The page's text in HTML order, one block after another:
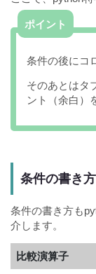
ポイント
条件の後にコ
そのあとはタ
ント（余白）
条件の書き方
条件の書き方も
介します。
比較演算子